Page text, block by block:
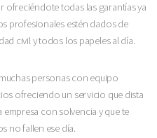
ofreciéndote todas las garantías ya
profesionales estén dados de
civil y todos los papeles al día.
personas con equipo
ofreciendo un servicio que dista
con solvencia y que te
no fallen ese día.